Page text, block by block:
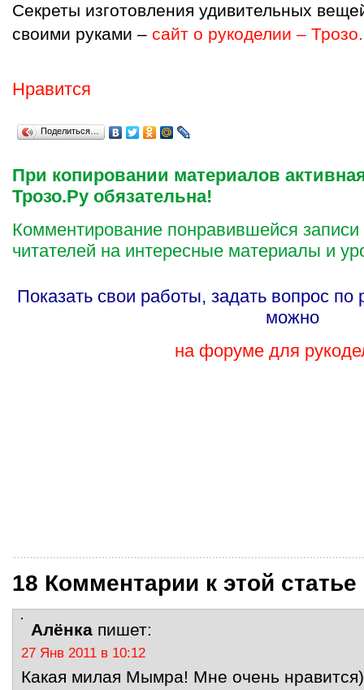
Секреты изготовления удивительных
своими руками – сайт о рукоделии –
Нравится
Поделиться…
При копировании материалов
Трозо.Ру обязательна!
Комментирование понравившейся
читателей на интересные материалы и
Показать свои работы, задать вопрос
можно
на форуме для
18 Комментарии к этой статье
Алёнка пишет:
27 Янв 2011 в 10:12
Какая милая Мымра! Мне очень